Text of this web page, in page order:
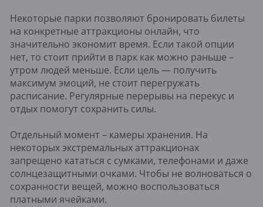
Некоторые парки позволяют бронировать билеты
на конкретные аттракционы онлайн, что
значительно экономит время. Если такой опции
нет, то стоит прийти в парк как можно раньше –
утром людей меньше. Если цель — получить
максимум эмоций, не стоит перегружать
расписание. Регулярные перерывы на перекус и
отдых помогут сохранить силы.
Отдельный момент – камеры хранения. На
некоторых экстремальных аттракционах
запрещено кататься с сумками, телефонами и даже
солнцезащитными очками. Чтобы не волноваться о
сохранности вещей, можно воспользоваться
платными ячейками.